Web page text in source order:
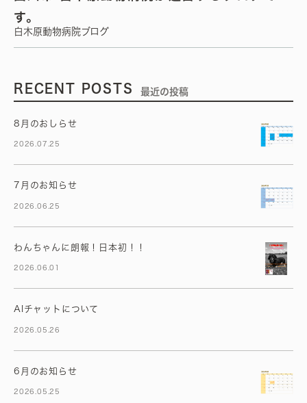
す。
白木原動物病院ブログ
RECENT POSTS 最近の投稿
8月のおしらせ
2026.07.25
7月のお知らせ
2026.06.25
わんちゃんに朗報！日本初！！
2026.06.01
AIチャットについて
2026.05.26
6月のお知らせ
2026.05.25